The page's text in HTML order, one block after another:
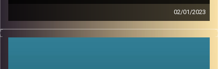
02/01/2023
הקשר בין מדינת ישראל ליהדות התפוצות הוא קשר חזק וארוך
שנים. מר יהונתן דייויס, ראש בית הספר הבינלאומי